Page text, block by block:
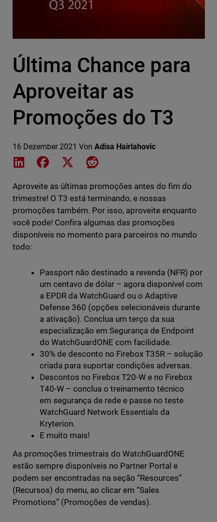
Última Chance para
Aproveitar as
Promoções do T3
16 Dezember 2021 Von Adisa Hairlahovic
Share on LinkedIn
Share on Facebook
Share on XShare on Reddit
Aproveite as últimas promoções antes do fim do
trimestre! O T3 está terminando, e nossas
promoções também. Por isso, aproveite enquanto
você pode! Confira algumas das promoções
disponíveis no momento para parceiros no mundo
todo:
Passport não destinado a revenda (NFR) por
um centavo de dólar – agora disponível com
a EPDR da WatchGuard ou o Adaptive
Defense 360 (opções selecionáveis durante
a ativação). Conclua um terço da sua
especialização em Segurança de Endpoint
do WatchGuardONE com facilidade.
30% de desconto no Firebox T35R – solução
criada para suportar condições adversas.
Descontos no Firebox T20-W e no Firebox
T40-W – conclua o treinamento técnico
em segurança de rede e passe no teste
WatchGuard Network Essentials da
Kryterion.
E muito mais!
As promoções trimestrais do WatchGuardONE
estão sempre disponíveis no Partner Portal e
podem ser encontradas na seção “Resources”
(Recursos) do menu, ao clicar em “Sales
Promotions” (Promoções de vendas).